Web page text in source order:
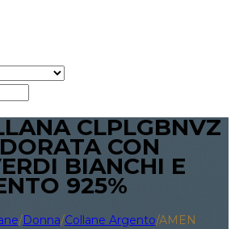
CLPLGBNVZ
CON
BIANCHI E
925%
/Donna/Collane Argento/AMEN